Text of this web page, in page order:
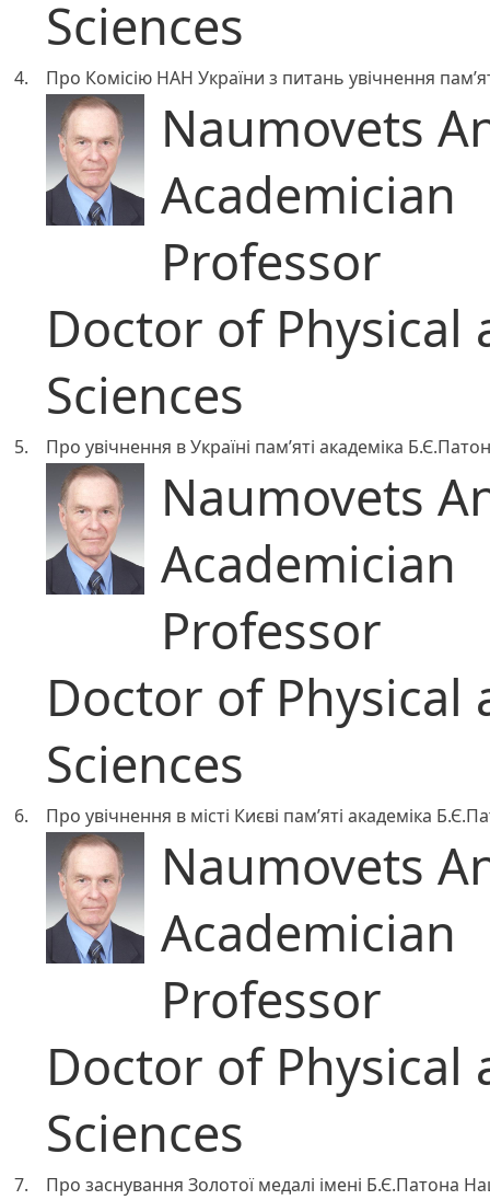
Sciences
4. Про Комісію НАН України з питань увічнення
Naumovets
Academician
Professor
Doctor of
Sciences
5. Про увічнення в Україні пам’яті академіка
Naumovets
Academician
Professor
Doctor of
Sciences
6. Про увічнення в місті Києві пам’яті академіка
Naumovets
Academician
Professor
Doctor of
Sciences
7. Про заснування Золотої медалі імені Б.Є.Патона